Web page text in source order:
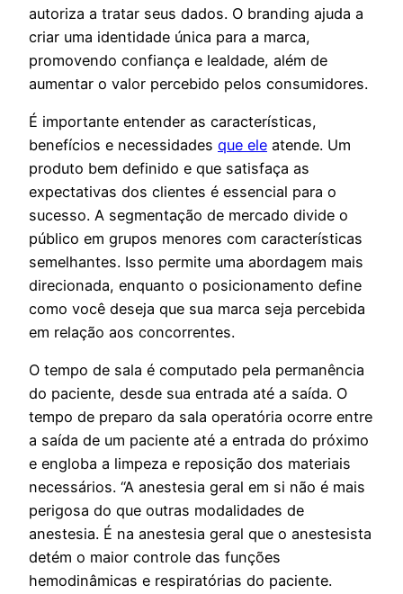
autoriza a tratar seus dados. O branding ajuda a
criar uma identidade única para a marca,
promovendo confiança e lealdade, além de
aumentar o valor percebido pelos consumidores.
É importante entender as características,
benefícios e necessidades que ele atende. Um
produto bem definido e que satisfaça as
expectativas dos clientes é essencial para o
sucesso. A segmentação de mercado divide o
público em grupos menores com características
semelhantes. Isso permite uma abordagem mais
direcionada, enquanto o posicionamento define
como você deseja que sua marca seja percebida
em relação aos concorrentes.
O tempo de sala é computado pela permanência
do paciente, desde sua entrada até a saída. O
tempo de preparo da sala operatória ocorre entre
a saída de um paciente até a entrada do próximo
e engloba a limpeza e reposição dos materiais
necessários. “A anestesia geral em si não é mais
perigosa do que outras modalidades de
anestesia. É na anestesia geral que o anestesista
detém o maior controle das funções
hemodinâmicas e respiratórias do paciente.